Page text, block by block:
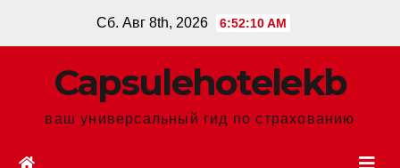
Сб. Авг 8th, 2026 6:52:11 AM
Сapsulehotelekb
ваш универсальный гид по страхованию